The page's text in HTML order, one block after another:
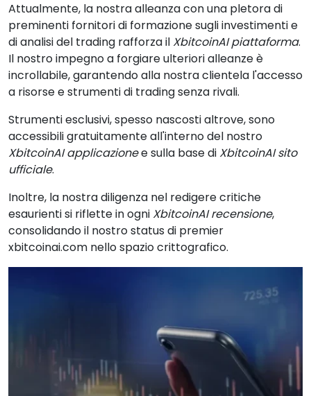
Attualmente, la nostra alleanza con una pletora di
preminenti fornitori di formazione sugli investimenti e
di analisi del trading rafforza il XbitcoinAI piattaforma.
Il nostro impegno a forgiare ulteriori alleanze è
incrollabile, garantendo alla nostra clientela l'accesso
a risorse e strumenti di trading senza rivali.
Strumenti esclusivi, spesso nascosti altrove, sono
accessibili gratuitamente all'interno del nostro
XbitcoinAI applicazionee sulla base di XbitcoinAI sito
ufficiale.
Inoltre, la nostra diligenza nel redigere critiche
esaurienti si riflette in ogni XbitcoinAI recensione,
consolidando il nostro status di premier
xbitcoinai.com nello spazio crittografico.